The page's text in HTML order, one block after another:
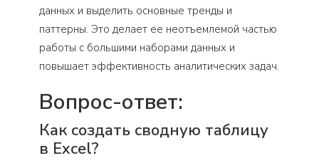
данных и выделить основные тренды и
паттерны. Это делает ее неотъемлемой частью
работы с большими наборами данных и
повышает эффективность аналитических задач.
Вопрос-ответ:
Как создать сводную таблицу
в Excel?